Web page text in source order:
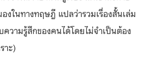
งในทางทฤษฎี แปลว่ารวมเรื่องสั้นเล่ม
ความรู้สึกของคนได้โดยไม่จำเป็นต้อง
าะ)